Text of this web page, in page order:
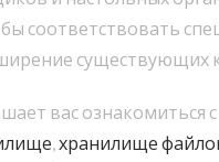
соответствовать
существующих
вас
,хранилище